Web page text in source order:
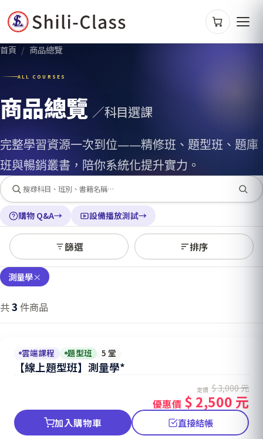
首頁 / 商品總覽
ALL COURSES
商品總覽 ／科目選課
完整學習資源一次到位——精修班、題型班、題庫
班與暢銷叢書，陪你系統化提升實力。
購物 Q&A→ 設備播放測試→
篩選 排序
測量學×
共3 件商品
雲端課程 題型班 5 堂
【線上題型班】測量學*
定價 $ 3,000 元
優惠價 $ 2,500 元
加入購物車 直接結帳